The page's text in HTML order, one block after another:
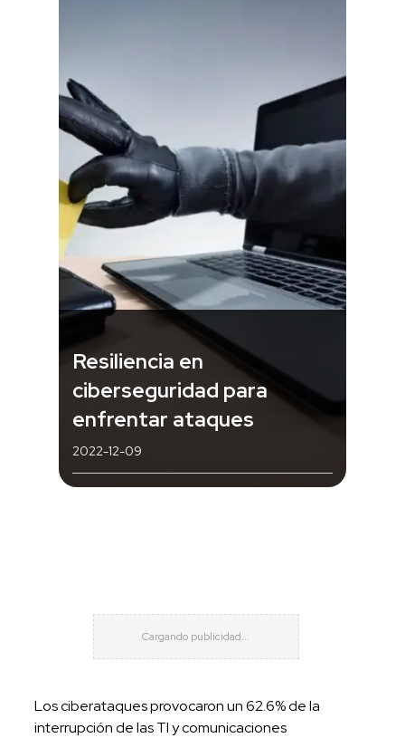
Resiliencia en
ciberseguridad para
enfrentar ataques
2022-12-09
Los ciberataques provocaron un 62.6% de la
interrupción de las TI y comunicaciones